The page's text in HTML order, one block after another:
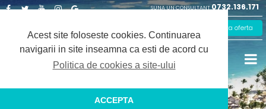
Acest site foloseste cookies. Continuarea
navigarii in site inseamna ca esti de acord cu
Politica de cookies a site-ului
ACCEPTA
SUNA UN CONSULTANT 0732.136.171
Plus
Solicita oferta